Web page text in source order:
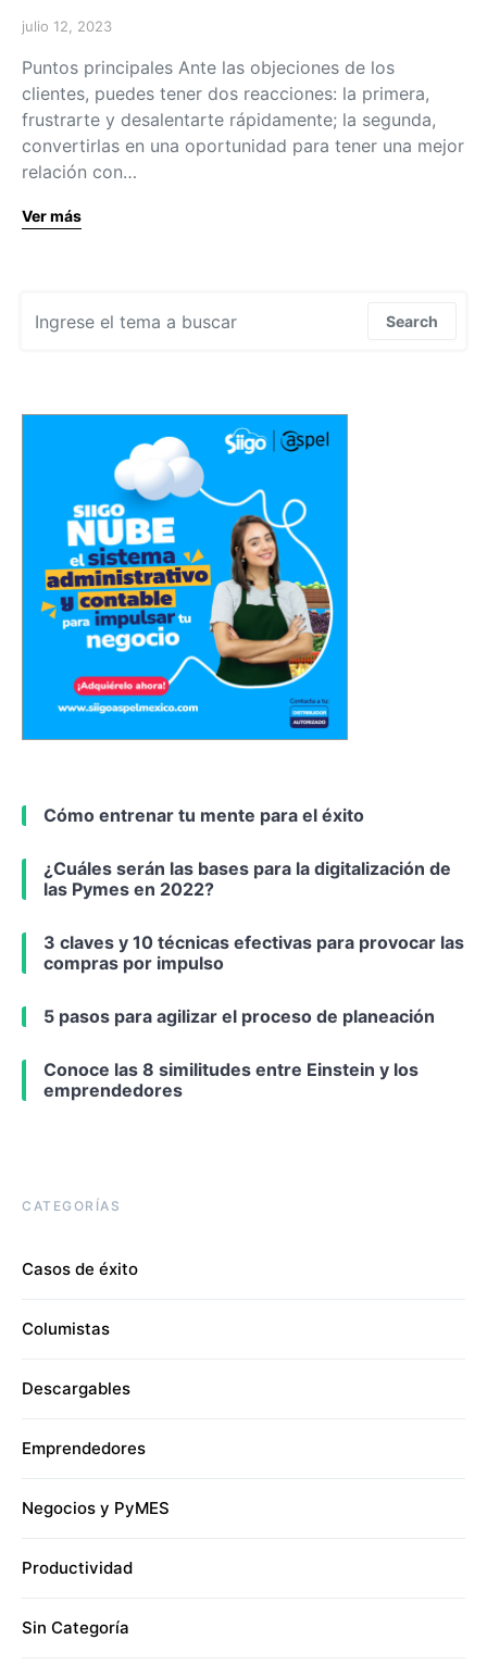
julio 12, 2023
Puntos principales Ante las objeciones de los
clientes, puedes tener dos reacciones: la primera,
frustrarte y desalentarte rápidamente; la segunda,
convertirlas en una oportunidad para tener una mejor
relación con…
Ver más
Search
Cómo entrenar tu mente para el éxito
¿Cuáles serán las bases para la digitalización de
las Pymes en 2022?
3 claves y 10 técnicas efectivas para provocar las
compras por impulso
5 pasos para agilizar el proceso de planeación
Conoce las 8 similitudes entre Einstein y los
emprendedores
CATEGORÍAS
Casos de éxito
Columistas
Descargables
Emprendedores
Negocios y PyMES
Productividad
Sin Categoría